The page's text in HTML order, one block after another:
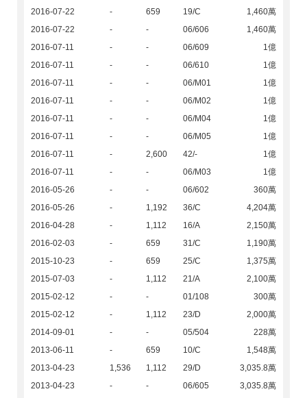
2016-07-22
- 659 19/C
1,460萬
2016-07-22
- - 06/606
1,460萬
2016-07-11
- - 06/609
1億
2016-07-11
- - 06/610
1億
2016-07-11
- - 06/M01
1億
2016-07-11
- - 06/M02
1億
2016-07-11
- - 06/M04
1億
2016-07-11
- - 06/M05
1億
2016-07-11
- 2,600 42/-
1億
2016-07-11
- - 06/M03
1億
2016-05-26
- - 06/602
360萬
2016-05-26
- 1,192 36/C
4,204萬
2016-04-28
- 1,112 16/A
2,150萬
2016-02-03
- 659 31/C
1,190萬
2015-10-23
- 659 25/C
1,375萬
2015-07-03
- 1,112 21/A
2,100萬
2015-02-12
- - 01/108
300萬
2015-02-12
- 1,112 23/D
2,000萬
2014-09-01
- - 05/504
228萬
2013-06-11
- 659 10/C
1,548萬
2013-04-23
1,536 1,112 29/D
3,035.8萬
2013-04-23
- - 06/605
3,035.8萬